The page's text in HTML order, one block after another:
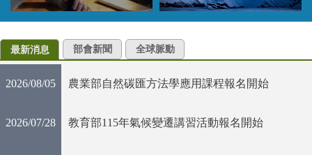
最新消息
2026/08/05 農業部自然碳匯方法學應用課程報名開始
2026/07/28 教育部115年氣候變遷講習活動報名開始
部會新聞 全球脈動